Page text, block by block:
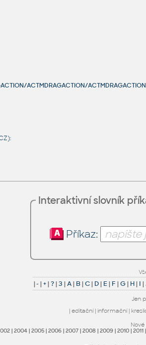
ACTMDRAGACTION/
Interaktivní slovník
Příkaz:
|- |+|?|3 |A| B|C| D| E| F |G| H| I |
Jen
| editační| informační|
| 2004| 2005| 2006| 2007| 2008 | 2009| 2010| 2011|